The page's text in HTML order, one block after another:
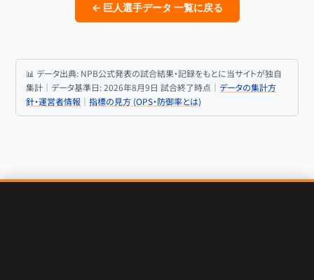
← 巨人選手データ 一覧に戻る
📊 データ出典: NPB公式発表の試合結果・記録をもとに当サイトが独自
集計｜データ基準日: 2026年8月9日 試合終了時点｜ データの集計方
針・運営者情報 ｜ 指標の見方 (OPS・防御率とは)